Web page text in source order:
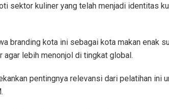
sektor kuliner yang telah menjadi identitas
branding kota ini sebagai kota makan enak
agar lebih menonjol di tingkat global.
pentingnya relevansi dari pelatihan ini